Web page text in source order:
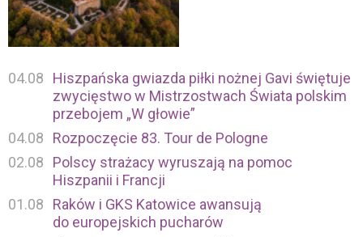
04.08
Hiszpańska gwiazda piłki nożnej Gavi świętuje
zwycięstwo w Mistrzostwach Świata polskim
przebojem „W głowie”
04.08
Rozpoczęcie 83. Tour de Pologne
02.08
Polscy strażacy wyruszają na pomoc
Hiszpanii i Francji
01.08
Raków i GKS Katowice awansują
do europejskich pucharów